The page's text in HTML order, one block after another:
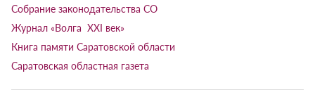
Собрание законодательства СО
Журнал «Волга XXI век»
Книга памяти Саратовской области
Саратовская областная газета